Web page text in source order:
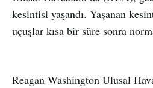
kesintisi yaşandı. Yaşanan
uçuşlar kısa bir süre sonra
Reagan Washington Ulusal